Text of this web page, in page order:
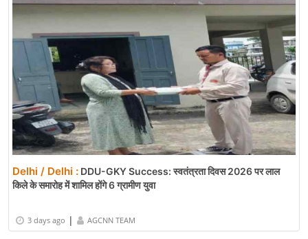
Delhi / Delhi : DDU-GKY Success: स्वतंत्रता दिवस 2026 पर लाल
किले के समारोह में शामिल होंगे 6 ग्रामीण युवा
3 days ago | AGCNN TEAM